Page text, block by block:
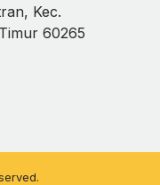
Kec.
60265